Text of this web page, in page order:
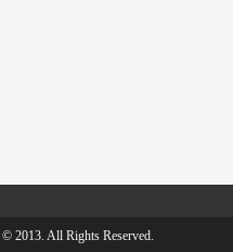
© 2013. All Rights Reserved.